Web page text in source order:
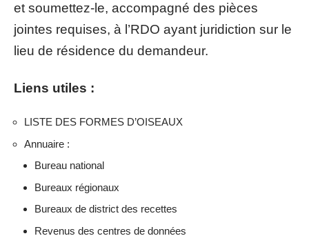
et soumettez-le, accompagné des pièces
jointes requises, à l’RDO ayant juridiction sur le
lieu de résidence du demandeur.
Liens utiles :
LISTE DES FORMES D’OISEAUX
Annuaire :
Bureau national
Bureaux régionaux
Bureaux de district des recettes
Revenus des centres de données